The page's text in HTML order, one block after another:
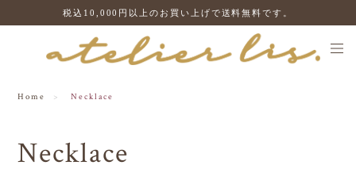
税込10,000円以上のお買い上げで送料無料です。
Home Necklace
Necklace